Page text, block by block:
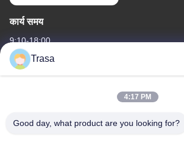
कार्य समय
9:10-18:00
हमारा पता
इंडस्ट्रियल जोन, चेनकन टाउन, शुंडे जिला, फोशान,
Trasa
4:17 PM
Good day, what product are you looking for?